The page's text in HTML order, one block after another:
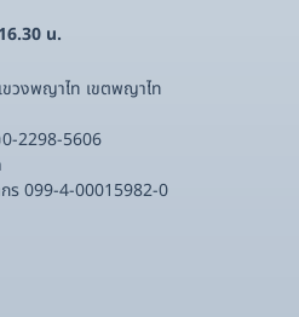
น.
วงพญาไท เขตพญาไท
0-2298-5606
กร 099-4-00015982-0